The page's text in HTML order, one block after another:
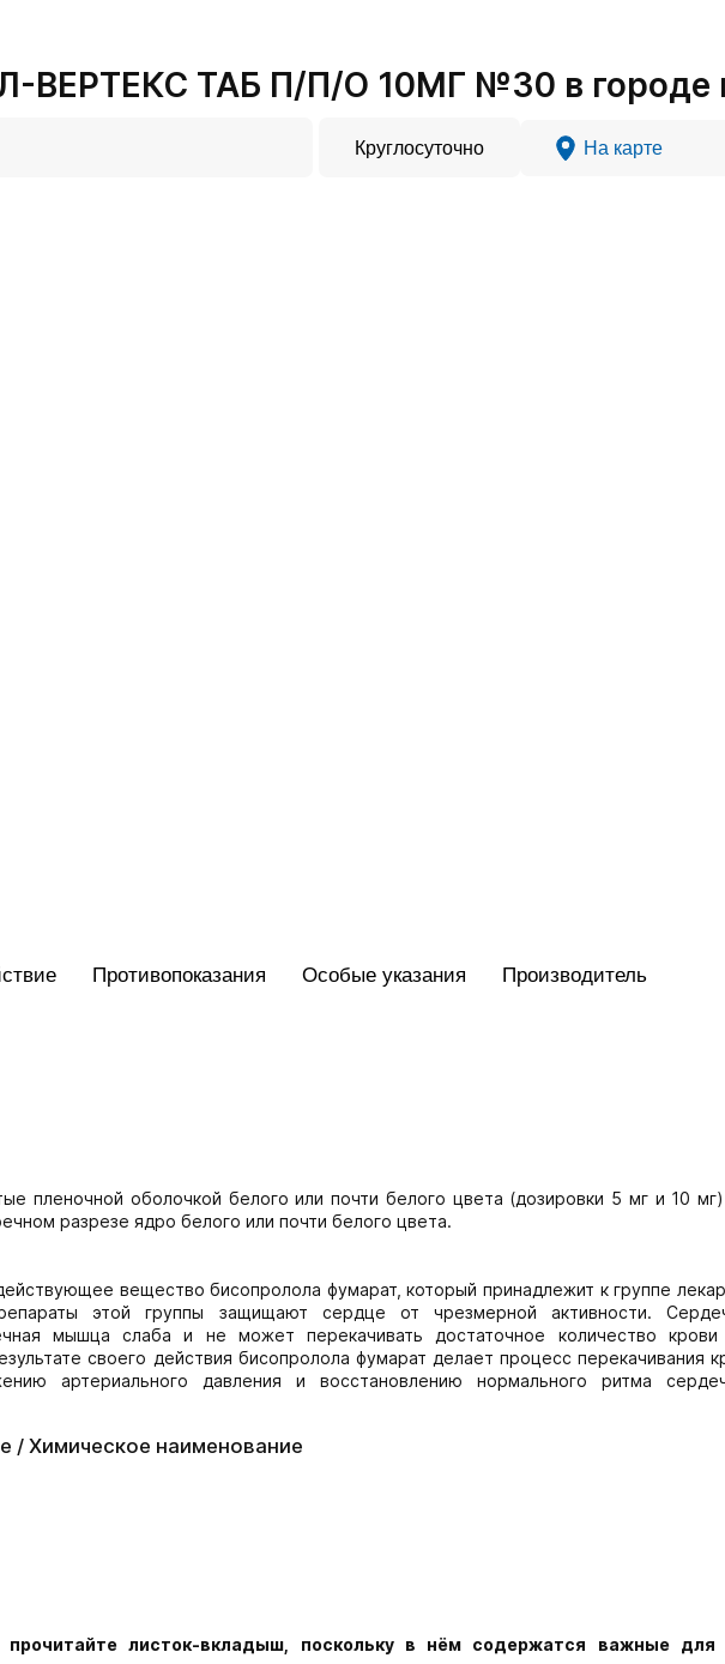
ВЕРТЕКС ТАБ П/П/О 10МГ №30 в городе
Круглосуточно На карте
Противопоказания Особые указания Производитель
пленочной оболочкой белого или почти белого цвета (дозировки 5 мг и 10
разрезе ядро белого или почти белого цвета.
вещество бисопролола фумарат, который принадлежит к группе
этой группы защищают сердце от чрезмерной активности.
мышца слаба и не может перекачивать достаточное количество крови
своего действия бисопролола фумарат делает процесс перекачивания
артериального давления и восстановлению нормального ритма
/ Химическое наименование
листок-вкладыш, поскольку в нём содержатся важные для